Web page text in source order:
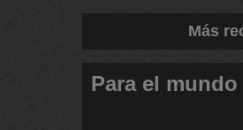
Más
Para el